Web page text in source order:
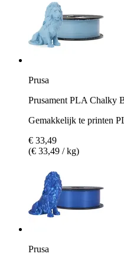
Prusa
Prusament PLA Chalky
Gemakkelijk te printen
€ 33,49
(€ 33,49 / kg)
Prusa